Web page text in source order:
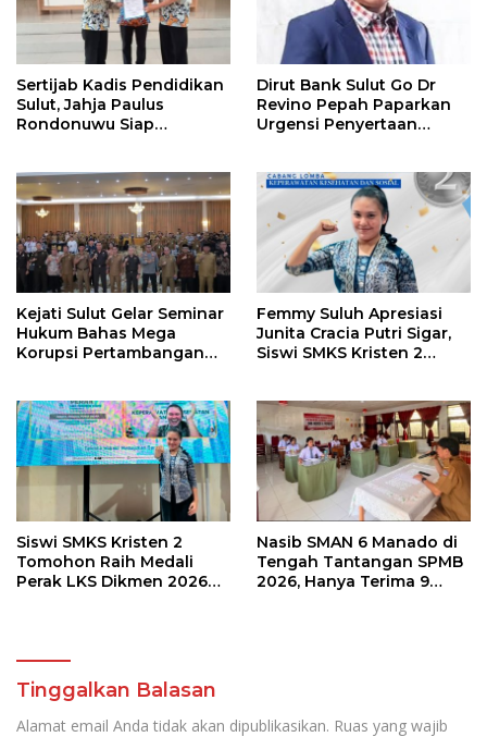
Sertijab Kadis Pendidikan
Sulut, Jahja Paulus
Rondonuwu Siap
Dirut Bank Sulut Go Dr
Revino Pepah Paparkan
Urgensi Penyertaan
Kejati Sulut Gelar Seminar
Hukum Bahas Mega
Korupsi Pertambangan
Femmy Suluh Apresiasi
Junita Cracia Putri Sigar,
Siswi SMKS Kristen 2
Nasional 2026
Siswi SMKS Kristen 2
Tomohon Raih Medali
Perak LKS Dikmen 2026
Nasib SMAN 6 Manado di
Tengah Tantangan SPMB
2026, Hanya Terima 9
Tinggalkan Balasan
Alamat email Anda tidak akan dipublikasikan. Ruas yang wajib